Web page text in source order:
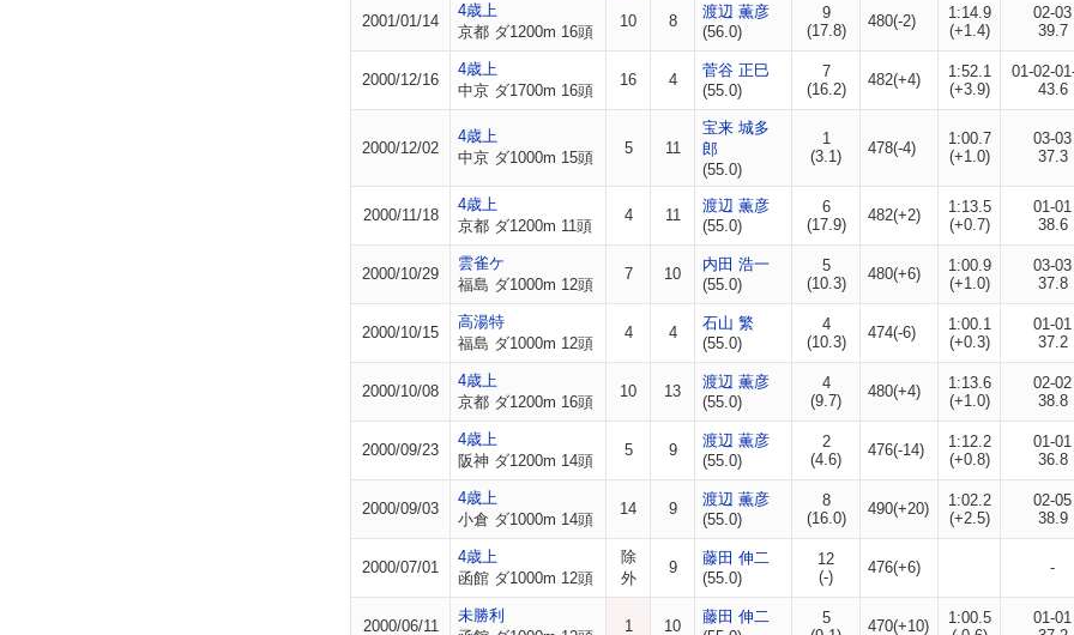
2001/01/14
4歳上
京都 ダ1200m 16頭
10 8
渡辺 薫彦
(56.0)
9
(17.8)
480(-2)
1:14.9
(+1.4)
02-03
39.7
2000/12/16
4歳上
中京 ダ1700m 16頭
16 4
菅谷 正巳
(55.0)
7
(16.2)
482(+4)
1:52.1
(+3.9)
01-02-
43.6
2000/12/02
4歳上
中京 ダ1000m 15頭
5 11
宝来 城多
郎
(55.0)
1
(3.1)
478(-4)
1:00.7
(+1.0)
03-03
37.3
2000/11/18
4歳上
京都 ダ1200m 11頭
4 11
渡辺 薫彦
(55.0)
6
(17.9)
482(+2)
1:13.5
(+0.7)
01-01
38.6
2000/10/29
雲雀ケ
福島 ダ1000m 12頭
7 10
内田 浩一
(55.0)
5
(10.3)
480(+6)
1:00.9
(+1.0)
03-03
37.8
2000/10/15
高湯特
福島 ダ1000m 12頭
4 4
石山 繁
(55.0)
4
(10.3)
474(-6)
1:00.1
(+0.3)
01-01
37.2
2000/10/08
4歳上
京都 ダ1200m 16頭
10 13
渡辺 薫彦
(55.0)
4
(9.7)
480(+4)
1:13.6
(+1.0)
02-02
38.8
2000/09/23
4歳上
阪神 ダ1200m 14頭
5 9
渡辺 薫彦
(55.0)
2
(4.6)
476(-14)
1:12.2
(+0.8)
01-01
36.8
2000/09/03
4歳上
小倉 ダ1000m 14頭
14 9
渡辺 薫彦
(55.0)
8
(16.0)
490(+20)
1:02.2
(+2.5)
02-05
38.9
2000/07/01
4歳上
函館 ダ1000m 12頭
除
外
9
藤田 伸二
(55.0)
12
(-)
476(+6) -
2000/06/11
未勝利
1 10
藤田 伸二
5
470(+10)
1:00.5
01-01